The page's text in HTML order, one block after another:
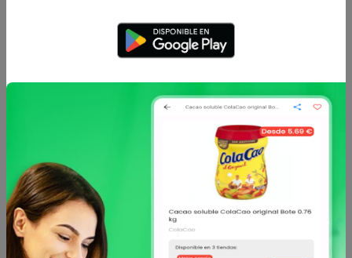
Komvida
Komvida kombucha
jengibre y limón
ecológico sin...
desde7.85 €
Komvida
Kombucha de té verde
ecológico komvida sin